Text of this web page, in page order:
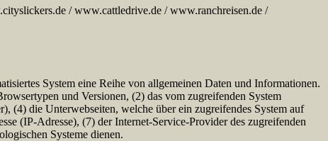
/ www.cattledrive.de / www.ranchreisen.de /
System eine Reihe von allgemeinen Daten und Informationen.
und Versionen, (2) das vom zugreifenden System
(4) die Unterwebseiten, welche über ein zugreifendes System auf
(IP-Adresse), (7) der Internet-Service-Provider des zugreifenden
Systeme dienen.